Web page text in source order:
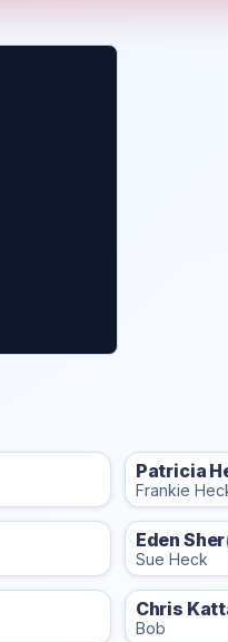
Patricia
Frankie
Eden Sher
Sue Heck
Chris
Bob